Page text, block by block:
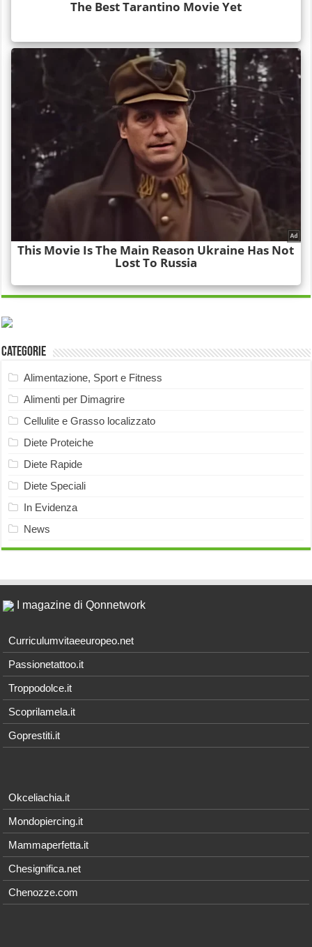
Categorie
Alimentazione, Sport e Fitness
Alimenti per Dimagrire
Cellulite e Grasso localizzato
Diete Proteiche
Diete Rapide
Diete Speciali
In Evidenza
News
I magazine di Qonnetwork
Curriculumvitaeeuropeo.net
Passionetattoo.it
Troppodolce.it
Scoprilamela.it
Goprestiti.it
Okceliachia.it
Mondopiercing.it
Mammaperfetta.it
Chesignifica.net
Chenozze.com